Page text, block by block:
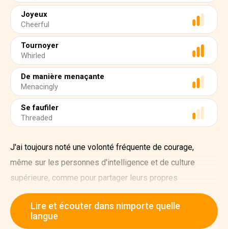
Joyeux
Cheerful
Tournoyer
Whirled
De manière menaçante
Menacingly
Se faufiler
Threaded
J'ai toujours noté une volonté fréquente de courage,
même sur les personnes d'intelligence et de culture
supérieure, comme pour partager leurs propres
expériences psychologiques que lorsque ces derniers
eurent une provenance étrange. Presque tous les hommes
sont effrayés de ce qu'ils pourraient raconter avec une
Lire et écouter dans nimporte quelle
langue